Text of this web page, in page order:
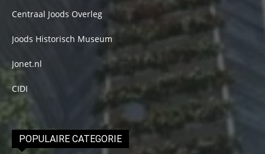
Centraal Joods Overleg
Joods Historisch Museum
Jonet.nl
CIDI
POPULAIRE CATEGORIE